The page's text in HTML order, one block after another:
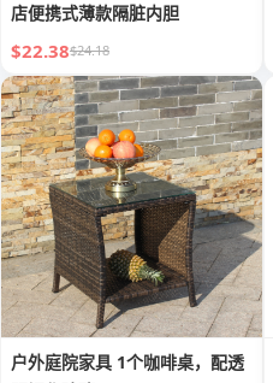
店便携式薄款隔脏内胆
$22.38$24.18
户外庭院家具 1个咖啡桌，配透